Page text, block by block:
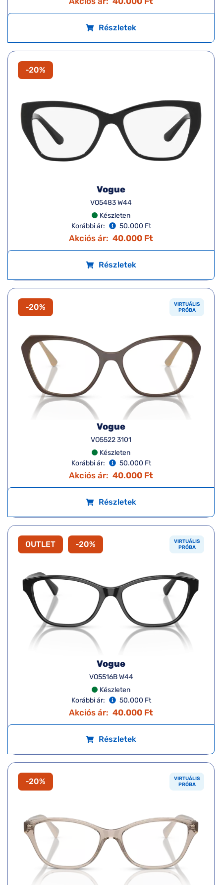
Részletek
-20%
Vogue
VO5483 W44
Készleten
Korábbi ár:
50.000 Ft
Akciós ár: 40.000 Ft
Részletek
-20%
VIRTUÁLIS
PRÓBA
Vogue
VO5522 3101
Készleten
Korábbi ár:
50.000 Ft
Akciós ár: 40.000 Ft
Részletek
OUTLET -20%
VIRTUÁLIS
PRÓBA
Vogue
VO5516B W44
Készleten
Korábbi ár:
50.000 Ft
Akciós ár: 40.000 Ft
Részletek
-20%
VIRTUÁLIS
PRÓBA